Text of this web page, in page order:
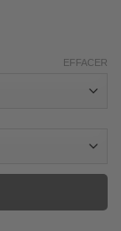
EFFACER